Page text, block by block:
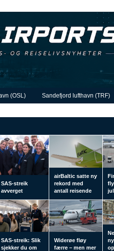
(OSL) Sandefjord lufthavn (TRF)
SAS-streik
avverget
airBaltic satte ny
rekord med
antall reisende
SAS-streik: Slik
sjekker du om
Widerøe fløy
færre – men mer